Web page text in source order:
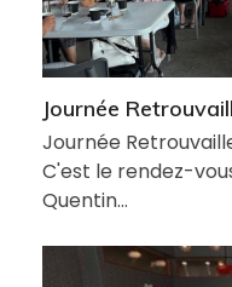
Journée
Journée
C'est le rendez-
Quentin…